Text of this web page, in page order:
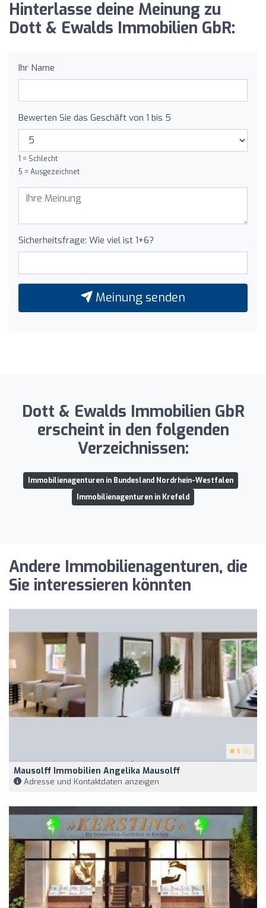
Hinterlasse deine Meinung zu
Dott & Ewalds Immobilien GbR:
Ihr Name
Bewerten Sie das Geschäft von 1 bis 5
1 = Schlecht
5 = Ausgezeichnet
Sicherheitsfrage: Wie viel ist 1+6?
Meinung senden
Dott & Ewalds Immobilien GbR
erscheint in den folgenden
Verzeichnissen:
Immobilienagenturen in Bundesland Nordrhein-Westfalen
Immobilienagenturen in Krefeld
Andere Immobilienagenturen, die
Sie interessieren könnten
5 (5)
Mausolff Immobilien Angelika Mausolff
Adresse und Kontaktdaten anzeigen